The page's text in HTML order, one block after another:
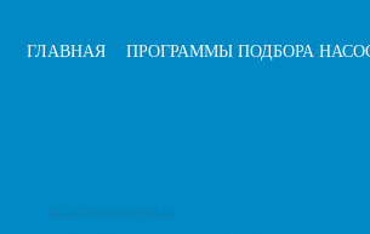
ГЛАВНАЯ ПРОГРАММЫ ПОДБОРА